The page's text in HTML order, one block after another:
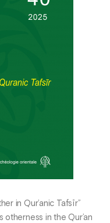
in Qur’anic Tafsīr”
in the Qur’an